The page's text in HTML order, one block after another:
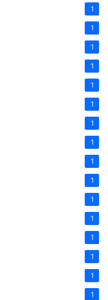
1
1
1
1
1
1
1
1
1
1
1
1
1
1
1
1